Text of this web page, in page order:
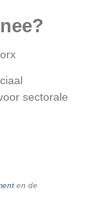
sectorale
en de